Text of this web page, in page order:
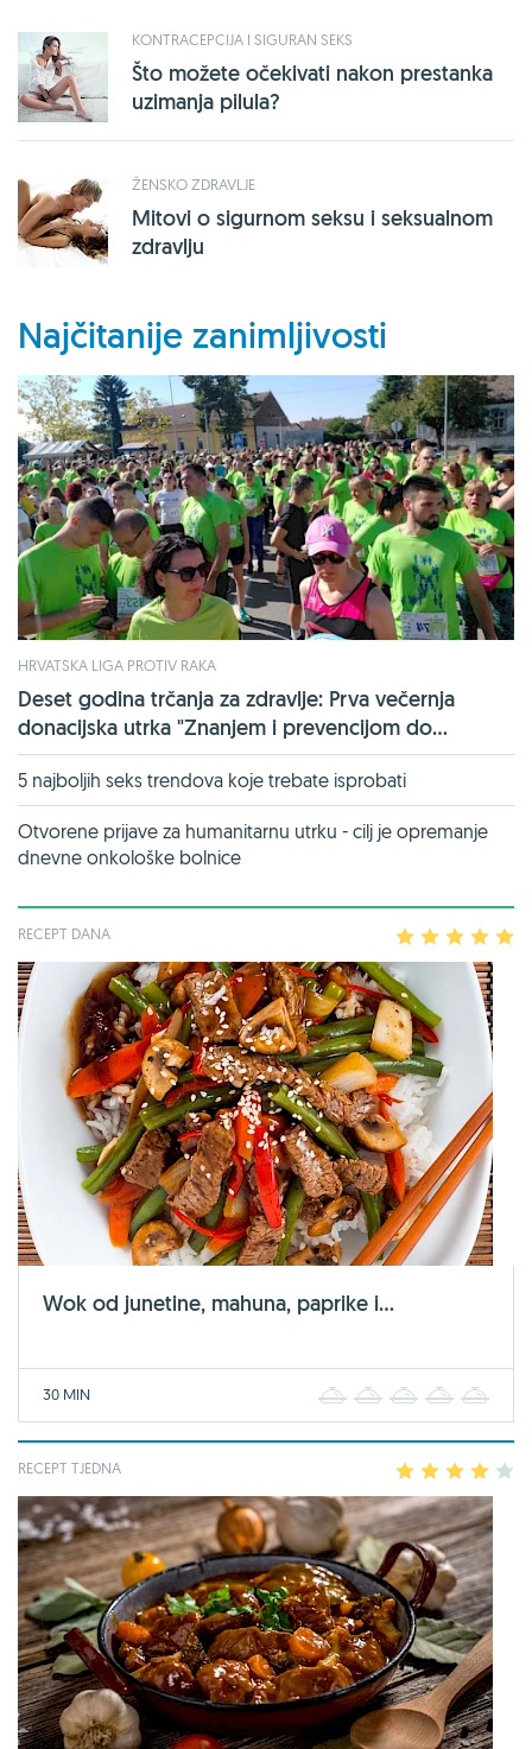
KONTRACEPCIJA I SIGURAN SEKS
Što možete očekivati nakon prestanka
uzimanja pilula?
ŽENSKO ZDRAVLJE
Mitovi o sigurnom seksu i seksualnom
zdravlju
Najčitanije zanimljivosti
HRVATSKA LIGA PROTIV RAKA
Deset godina trčanja za zdravlje: Prva večernja
donacijska utrka "Znanjem i prevencijom do...
5 najboljih seks trendova koje trebate isprobati
Otvorene prijave za humanitarnu utrku - cilj je opremanje
dnevne onkološke bolnice
RECEPT DANA 2 3 4
Wok od junetine, mahuna, paprike i...
30 MIN 2 3 4
RECEPT TJEDNA 2 3 4